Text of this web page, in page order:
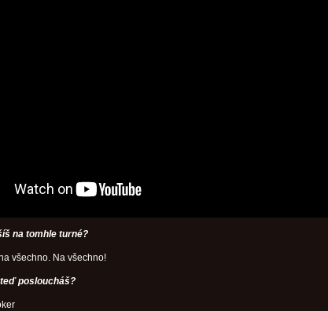
na tomhle turné?
všechno. Na všechno!
posloucháš?